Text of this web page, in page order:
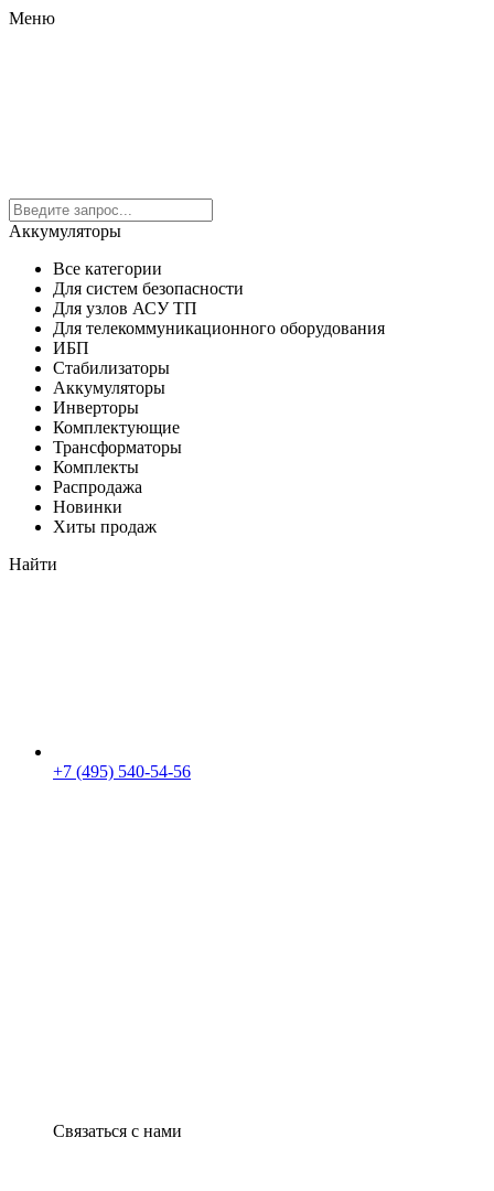
Меню
Аккумуляторы
Все категории
Для систем безопасности
Для узлов АСУ ТП
Для телекоммуникационного оборудования
ИБП
Стабилизаторы
Аккумуляторы
Инверторы
Комплектующие
Трансформаторы
Комплекты
Распродажа
Новинки
Хиты продаж
Найти
+7 (495) 540-54-56
Связаться с нами